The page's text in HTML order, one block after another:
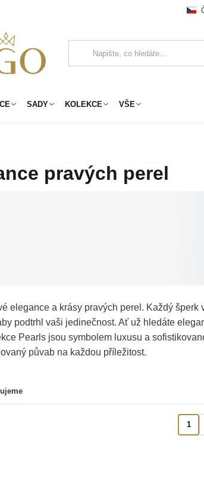
SADY KOLEKCE VŠE
pravých perel
elegance a krásy pravých perel. Každý šperk
podtrhl vaši jedinečnost. Ať už hledáte
Pearls jsou symbolem luxusu a
půvab na každou příležitost.
1